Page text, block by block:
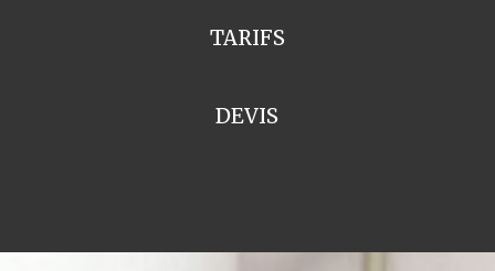
TARIFS
DEVIS